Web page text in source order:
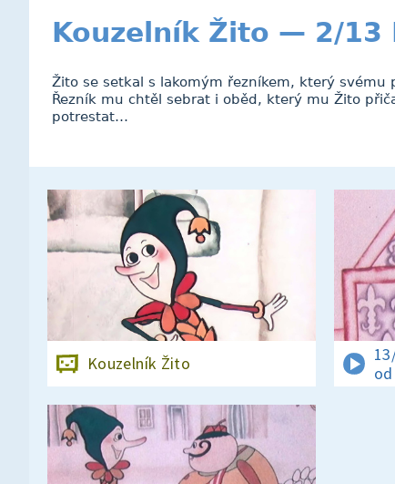
Kouzelník Žito — 2/13
Žito se setkal s lakomým řezníkem, který svému
Řezník mu chtěl sebrat i oběd, který mu Žito
potrestat…
Kouzelník Žito